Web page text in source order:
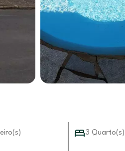
3 Quarto(s)